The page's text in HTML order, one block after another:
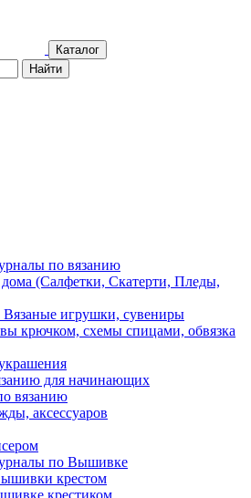
Каталог
Найти
по вязанию
дома (Салфетки, Скатерти, Пледы,
игрушки, сувениры
крючком, схемы спицами, обвязка
для начинающих
вязанию
аксессуаров
по Вышивке
крестом
крестиком